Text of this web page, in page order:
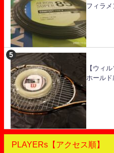
フィラメ
【ウィ
ホール
PLAYERs【アクセス順】